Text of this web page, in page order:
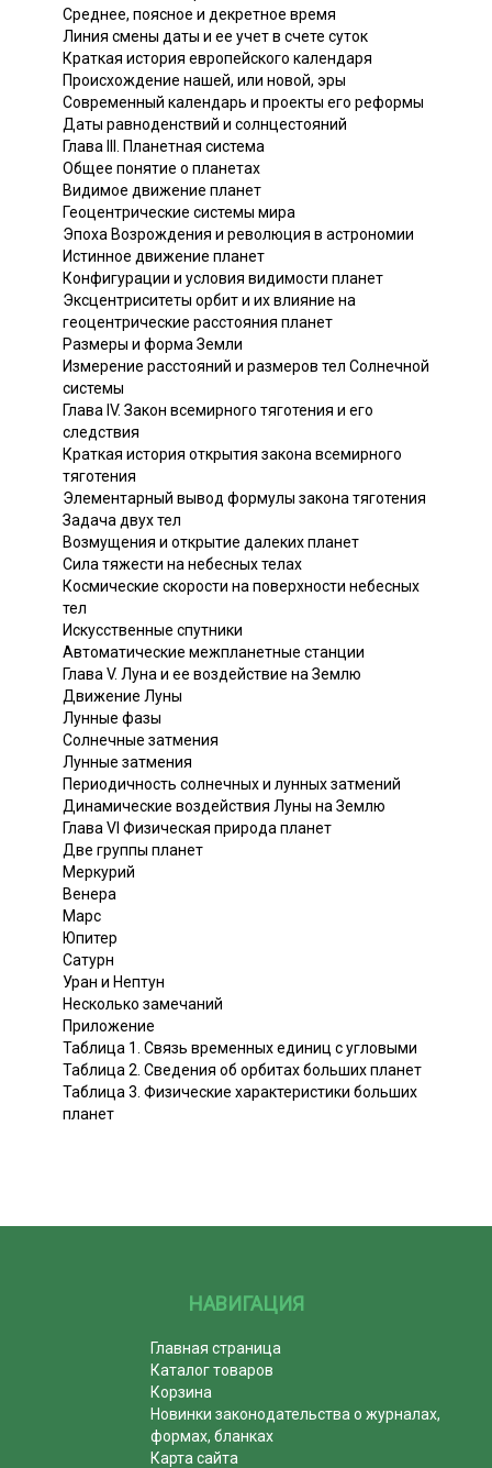
Среднее, поясное и декретное время
Линия смены даты и ее учет в счете суток
Краткая история европейского календаря
Происхождение нашей, или новой, эры
Современный календарь и проекты его реформы
Даты равноденствий и солнцестояний
Глава III. Планетная система
Общее понятие о планетах
Видимое движение планет
Геоцентрические системы мира
Эпоха Возрождения и революция в астрономии
Истинное движение планет
Конфигурации и условия видимости планет
Эксцентриситеты орбит и их влияние на
геоцентрические расстояния планет
Размеры и форма Земли
Измерение расстояний и размеров тел Солнечной
системы
Глава IV. Закон всемирного тяготения и его
следствия
Краткая история открытия закона всемирного
тяготения
Элементарный вывод формулы закона тяготения
Задача двух тел
Возмущения и открытие далеких планет
Сила тяжести на небесных телах
Космические скорости на поверхности небесных
тел
Искусственные спутники
Автоматические межпланетные станции
Глава V. Луна и ее воздействие на Землю
Движение Луны
Лунные фазы
Солнечные затмения
Лунные затмения
Периодичность солнечных и лунных затмений
Динамические воздействия Луны на Землю
Глава VI Физическая природа планет
Две группы планет
Меркурий
Венера
Марс
Юпитер
Сатурн
Уран и Нептун
Несколько замечаний
Приложение
Таблица 1. Связь временных единиц с угловыми
Таблица 2. Сведения об орбитах больших планет
Таблица 3. Физические характеристики больших
планет
НАВИГАЦИЯ
Главная страница
Каталог товаров
Корзина
Новинки законодательства о журналах,
формах, бланках
Карта сайта